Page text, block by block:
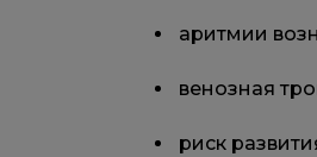
аритмии
венозная
риск